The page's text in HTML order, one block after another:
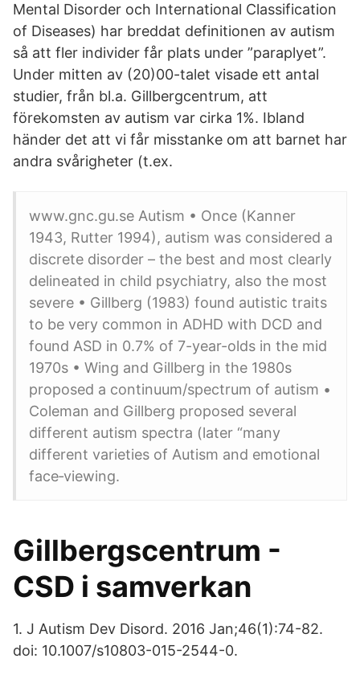
Mental Disorder och International Classification
of Diseases) har breddat definitionen av autism
så att fler individer får plats under ”paraplyet”.
Under mitten av (20)00-talet visade ett antal
studier, från bl.a. Gillbergcentrum, att
förekomsten av autism var cirka 1%. Ibland
händer det att vi får misstanke om att barnet har
andra svårigheter (t.ex.
www.gnc.gu.se Autism • Once (Kanner
1943, Rutter 1994), autism was considered a
discrete disorder – the best and most clearly
delineated in child psychiatry, also the most
severe • Gillberg (1983) found autistic traits
to be very common in ADHD with DCD and
found ASD in 0.7% of 7-year-olds in the mid
1970s • Wing and Gillberg in the 1980s
proposed a continuum/spectrum of autism •
Coleman and Gillberg proposed several
different autism spectra (later “many
different varieties of Autism and emotional
face‐viewing.
Gillbergscentrum -
CSD i samverkan
1. J Autism Dev Disord. 2016 Jan;46(1):74-82.
doi: 10.1007/s10803-015-2544-0.